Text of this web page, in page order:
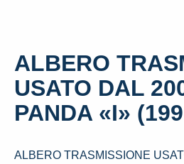
ALBERO
USATO DAL
PANDA «I»
ALBERO TRASMISSIONE